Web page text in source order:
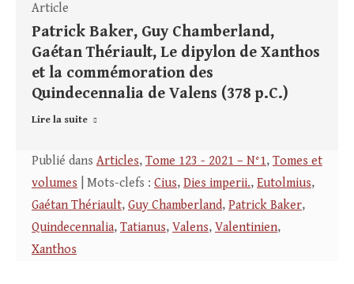
Article
Patrick Baker, Guy Chamberland,
Gaétan Thériault, Le dipylon de Xanthos
et la commémoration des
Quindecennalia de Valens (378 p.C.)
Lire la suite
Publié dans Articles, Tome 123 - 2021 – N°1, Tomes et
volumes | Mots-clefs : Cius, Dies imperii., Eutolmius,
Gaétan Thériault, Guy Chamberland, Patrick Baker,
Quindecennalia, Tatianus, Valens, Valentinien,
Xanthos